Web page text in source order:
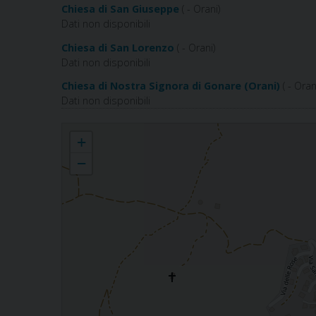
Chiesa di San Giuseppe
( - Orani)
Dati non disponibili
Chiesa di San Lorenzo
( - Orani)
Dati non disponibili
Chiesa di Nostra Signora di Gonare (Orani)
( -
Dati non disponibili
+
−